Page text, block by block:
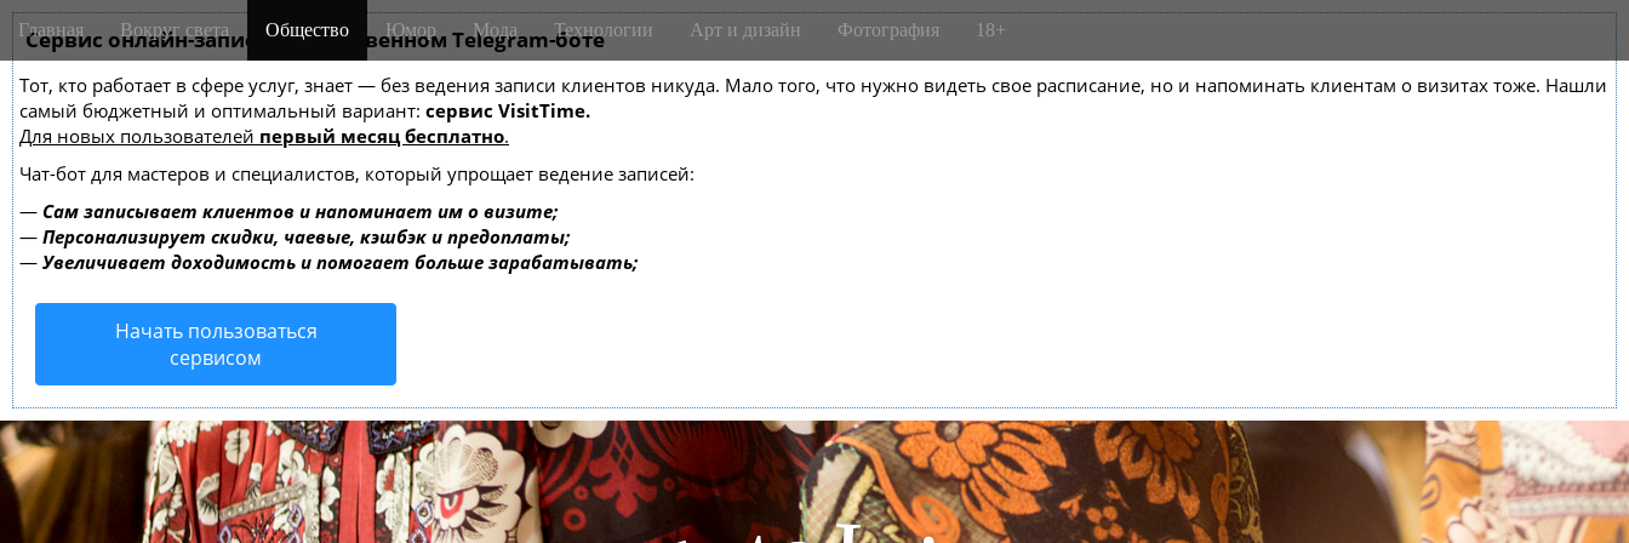
Сервис онлайн-записи на собственном Telegram-боте
Тот, кто работает в сфере услуг, знает — без ведения записи клиентов никуда. Мало того, что нужно видеть свое расписание, но и напоминать клиентам о визитах тоже. Нашли
самый бюджетный и оптимальный вариант: сервис VisitTime.
Для новых пользователей первый месяц бесплатно.
Чат-бот для мастеров и специалистов, который упрощает ведение записей:
— Сам записывает клиентов и напоминает им о визите;
— Персонализирует скидки, чаевые, кэшбэк и предоплаты;
— Увеличивает доходимость и помогает больше зарабатывать;
Начать пользоваться
сервисом
M
a
n
m
e
n
u
i
Главная Вокруг света Общество Юмор Мода Технологии Арт и дизайн Фотография 18+